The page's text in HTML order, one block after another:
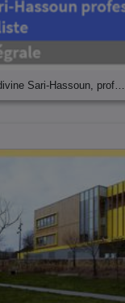
Sari-Hassoun, prof…